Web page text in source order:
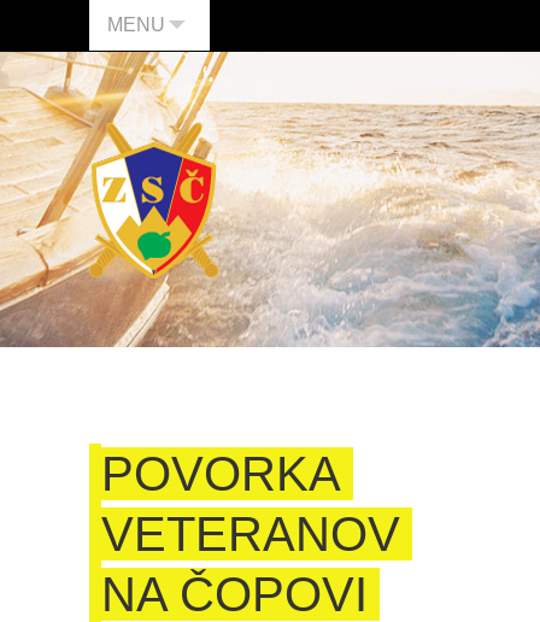
MENU
POVORKA
VETERANOV
NA ČOPOVI